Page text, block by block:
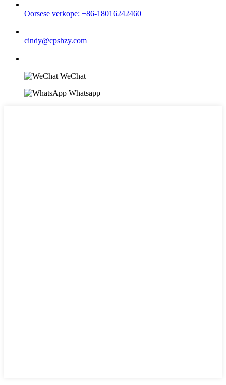
Oorsese verkope: +86-18016242460
cindy@cpshzy.com
WeChat
Whatsapp